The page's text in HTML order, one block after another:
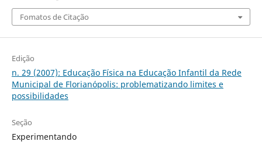
Fomatos de Citação
Edição
n. 29 (2007): Educação Física na Educação Infantil da Rede
Municipal de Florianópolis: problematizando limites e
possibilidades
Seção
Experimentando